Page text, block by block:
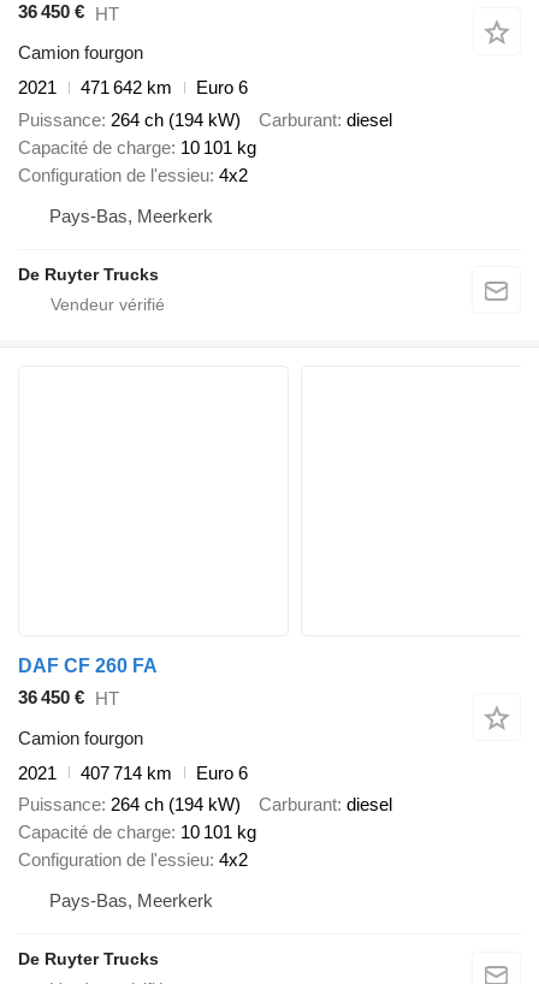
36 450 € HT
Camion fourgon
2021
471 642 km
Euro 6
Puissance 264 ch (194 kW) Carburant diesel
Capacité de charge 10 101 kg
Configuration de l'essieu 4x2
Pays-Bas, Meerkerk
De Ruyter Trucks
DAF CF 260 FA
36 450 €
HT
Camion fourgon
2021
407 714 km
Euro 6
Puissance 264 ch (194 kW) Carburant diesel
Capacité de charge 10 101 kg
Configuration de l'essieu 4x2
Pays-Bas, Meerkerk
De Ruyter Trucks